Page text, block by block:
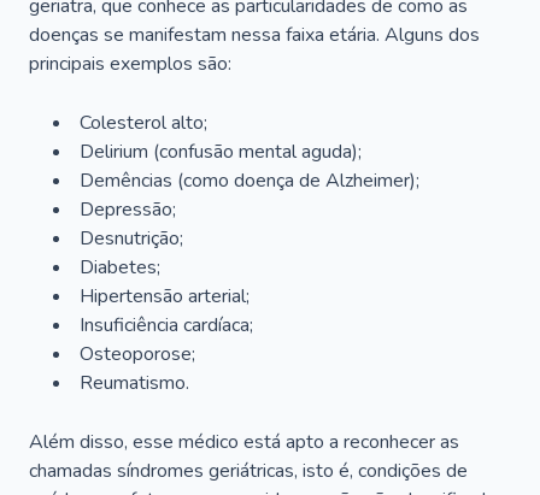
geriatra, que conhece as particularidades de como as
doenças se manifestam nessa faixa etária. Alguns dos
principais exemplos são:
Colesterol alto;
Delirium (confusão mental aguda);
Demências (como doença de Alzheimer);
Depressão;
Desnutrição;
Diabetes;
Hipertensão arterial;
Insuficiência cardíaca;
Osteoporose;
Reumatismo.
Além disso, esse médico está apto a reconhecer as
chamadas síndromes geriátricas, isto é, condições de